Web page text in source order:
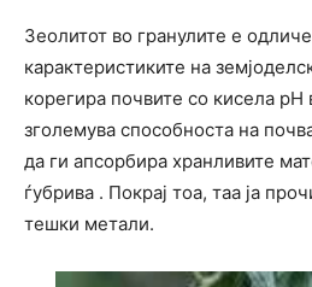
Зеолитот во гранулите е
карактеристиките на
корегира почвите со кисела pH
зголемува способноста на
да ги апсорбира хранливите
ѓубрива . Покрај тоа, таа ја
тешки метали.